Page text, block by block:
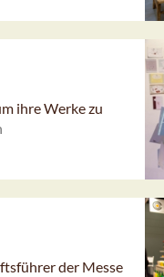
ihre Werke zu
der Messe